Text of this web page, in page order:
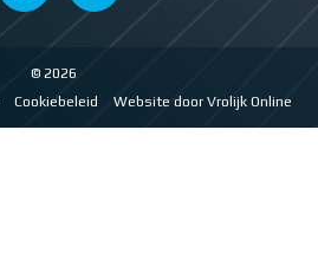
© 2026
Cookiebeleid Website door Vrolijk Online